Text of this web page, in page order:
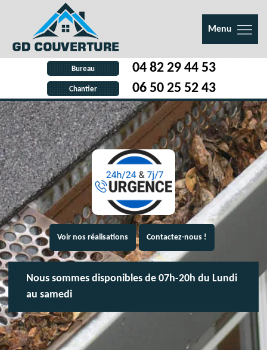
Menu
Bureau 04 82 29 44 53
Chantier 06 50 25 52 43
Voir nos réalisations Contactez-nous !
Nous sommes disponibles de 07h-20h du Lundi
au samedi